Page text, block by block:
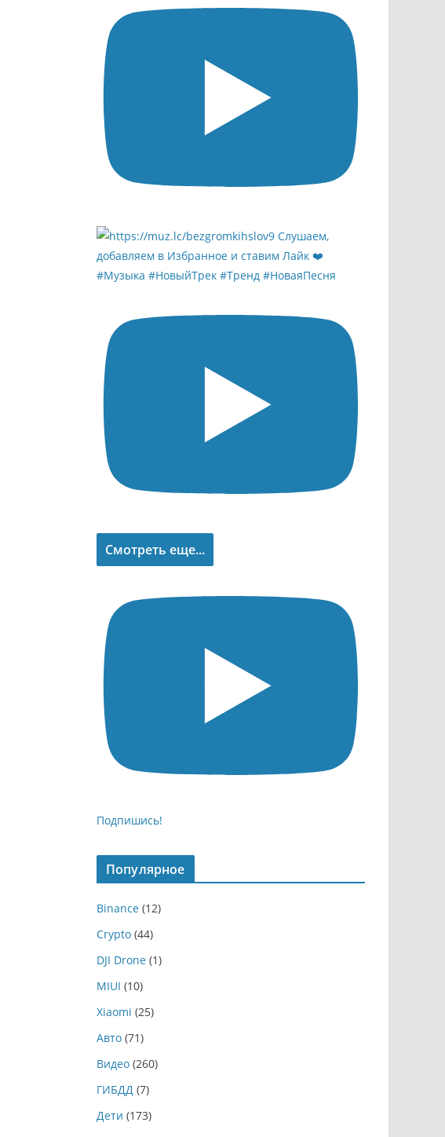
Смотреть еще...
Подпишись!
Популярное
Binance (12)
Crypto (44)
DJI Drone (1)
MIUI (10)
Xiaomi (25)
Авто (71)
Видео (260)
ГИБДД (7)
Дети (173)